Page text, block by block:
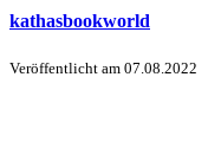
kathasbookworld
Veröffentlicht am 07.08.2022